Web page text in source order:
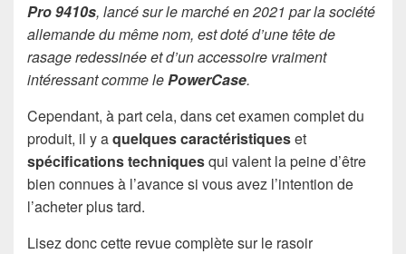
Pro 9410s, lancé sur le marché en 2021 par la société
allemande du même nom, est doté d’une tête de
rasage redessinée et d’un accessoire vraiment
intéressant comme lePowerCase.
Cependant, à part cela, dans cet examen complet du
produit, il y aquelques caractéristiqueset
spécifications techniquesqui valent la peine d’être
bien connues à l’avance si vous avez l’intention de
l’acheter plus tard.
Lisez donc cette revue complète sur le rasoir